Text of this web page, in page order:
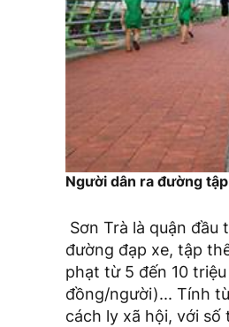
Người dân ra đường
Sơn Trà là quận
đường đạp xe, tập
phạt từ 5 đến 10
đồng/người)... Tính
cách ly xã hội, với